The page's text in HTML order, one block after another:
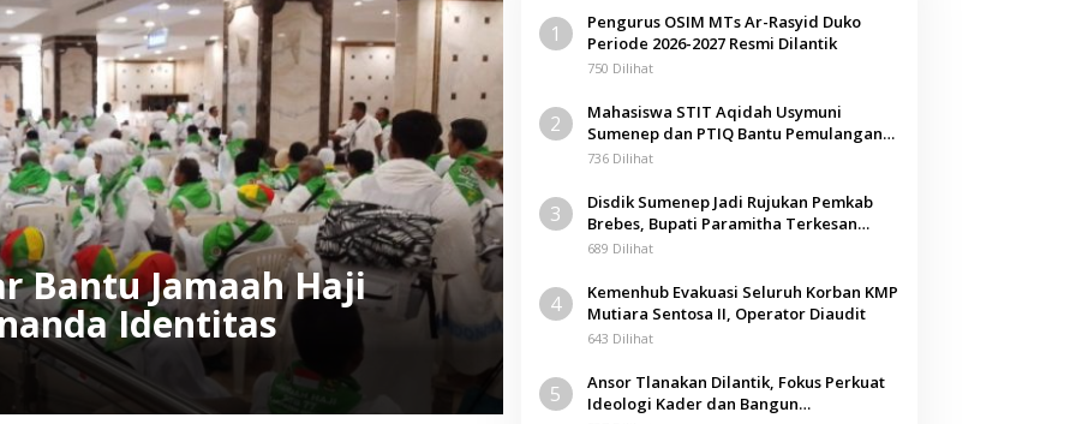
Bantu Jamaah Haji
Identitas
1
Pengurus OSIM MTs Ar-Rasyid Duko
Periode 2026-2027 Resmi Dilantik
750 Dilihat
2
Mahasiswa STIT Aqidah Usymuni
Sumenep dan PTIQ Bantu Pemulangan
Jenazah WNI Asal Aceh di Malaysia
736 Dilihat
3
Disdik Sumenep Jadi Rujukan Pemkab
Brebes, Bupati Paramitha Terkesan
Pendidikan Berbasis Budaya
689 Dilihat
4
Kemenhub Evakuasi Seluruh Korban KMP
Mutiara Sentosa II, Operator Diaudit
643 Dilihat
5
Ansor Tlanakan Dilantik, Fokus Perkuat
Ideologi Kader dan Bangun